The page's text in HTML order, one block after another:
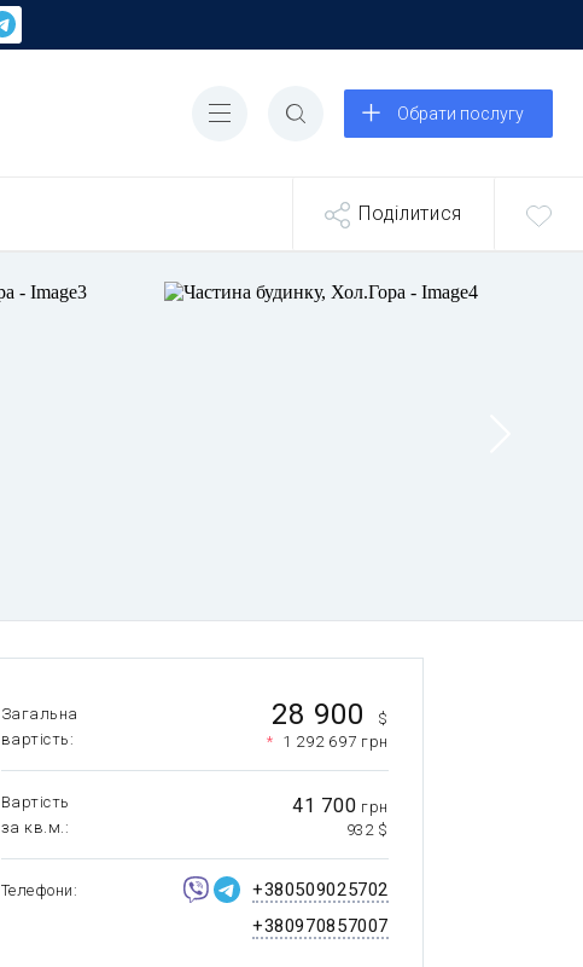
Обрати послугу
Поділитися
Загальна
вартість
28 900
$
* 1 292 697 грн
Вартість
за кв.м.
41 700 грн
932 $
Телефони
+380509025702
+380970857007